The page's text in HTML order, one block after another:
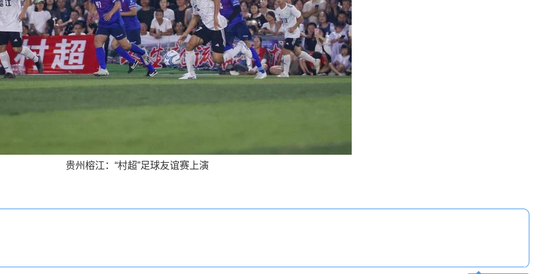
贵州榕江：“村超”足球友谊赛上演